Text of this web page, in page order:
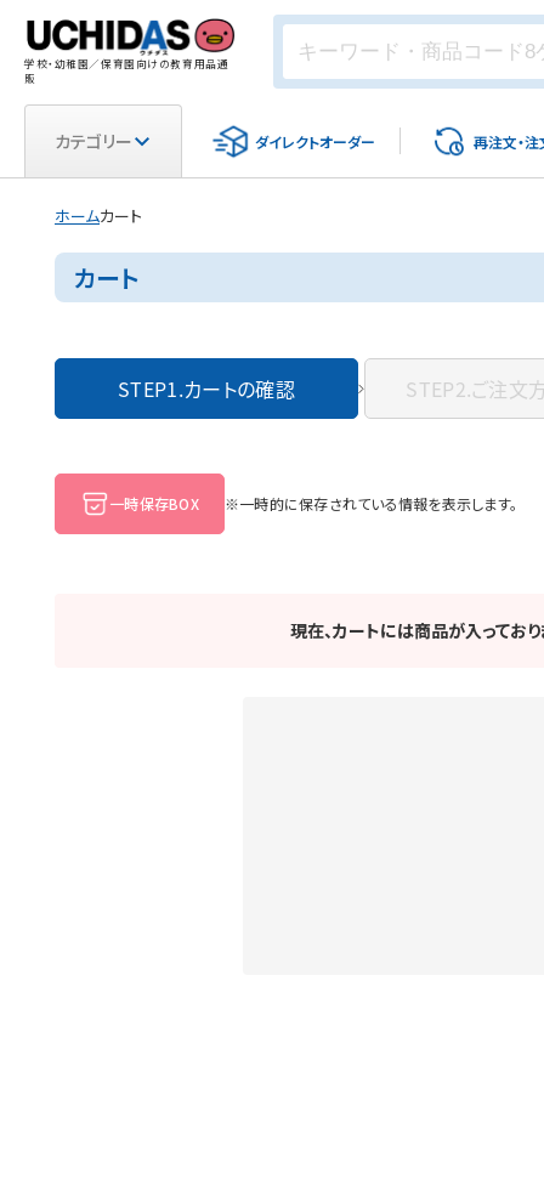
学校・幼稚園／保育園向けの教育用品通
販
カテゴリー ダイレクトオーダー 再注文・注
ホームカート
カート
STEP1.カートの確認 STEP2.ご注文
一時保存BOX ※一時的に保存されている情報を表示します。
現在、カートには商品が入ってお